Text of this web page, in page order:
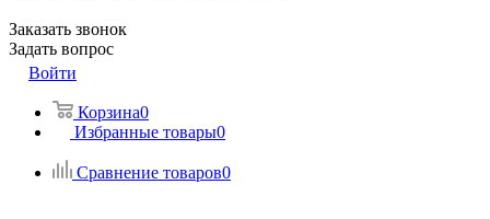
Заказать звонок
Задать вопрос
Войти
Корзина0
Избранные товары0
Сравнение товаров0